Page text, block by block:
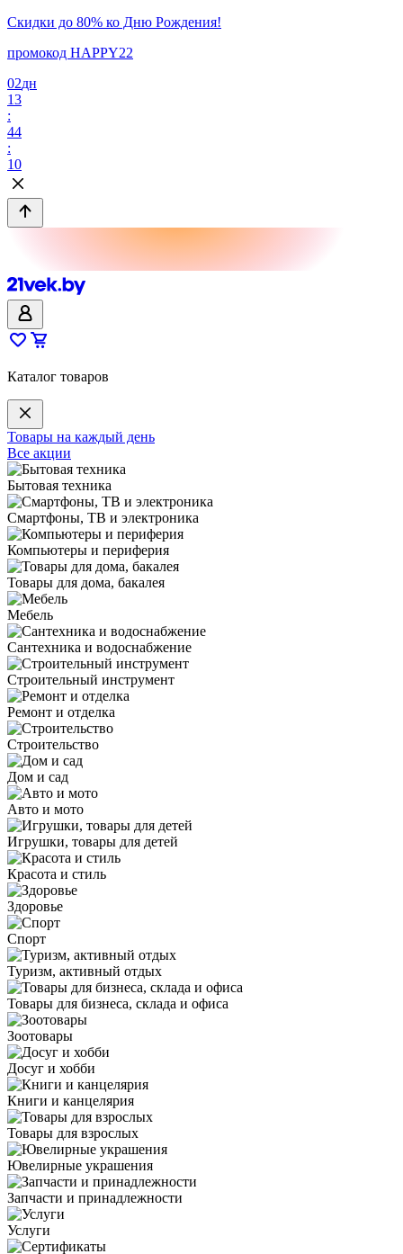
Скидки до 80% ко Дню Рождения!
промокод HAPPY22
02дн
13
:
44
:
10
Каталог товаров
Товары на каждый день
Все акции
Бытовая техника
Смартфоны, ТВ и электроника
Компьютеры и периферия
Товары для дома, бакалея
Мебель
Сантехника и водоснабжение
Строительный инструмент
Ремонт и отделка
Строительство
Дом и сад
Авто и мото
Игрушки, товары для детей
Красота и стиль
Здоровье
Спорт
Туризм, активный отдых
Товары для бизнеса, склада и офиса
Зоотовары
Досуг и хобби
Книги и канцелярия
Товары для взрослых
Ювелирные украшения
Запчасти и принадлежности
Услуги